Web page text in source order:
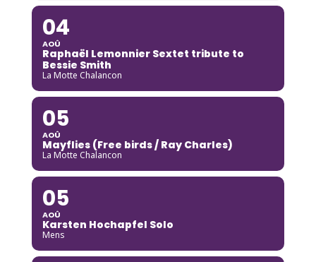
04
AOÛ
Raphaël Lemonnier Sextet tribute to
Bessie Smith
La Motte Chalancon
05
AOÛ
Mayflies (Free birds / Ray Charles)
La Motte Chalancon
05
AOÛ
Karsten Hochapfel Solo
Mens